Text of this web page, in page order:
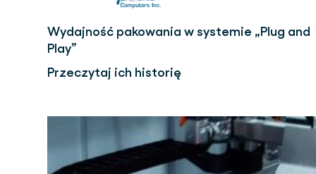
Wydajność pakowania w systemie „Plug and
Play”
Przeczytaj ich historię